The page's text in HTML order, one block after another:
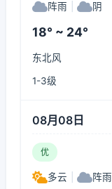
阵雨 阴
18° ~ 24°
东北风
1-3级
08月08日
优
多云 阵雨